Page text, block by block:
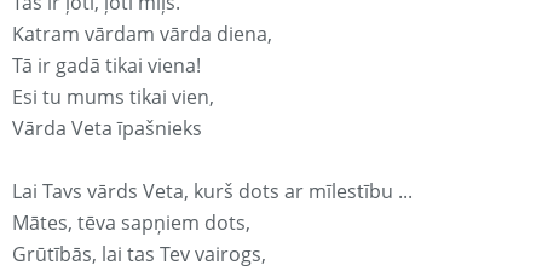
Katram vārdam vārda diena,
Tā ir gadā tikai viena!
Esi tu mums tikai vien,
Vārda Veta īpašnieks
Lai Tavs vārds Veta, kurš dots ar mīlestību ...
Mātes, tēva sapņiem dots,
Grūtībās, lai tas Tev vairogs,